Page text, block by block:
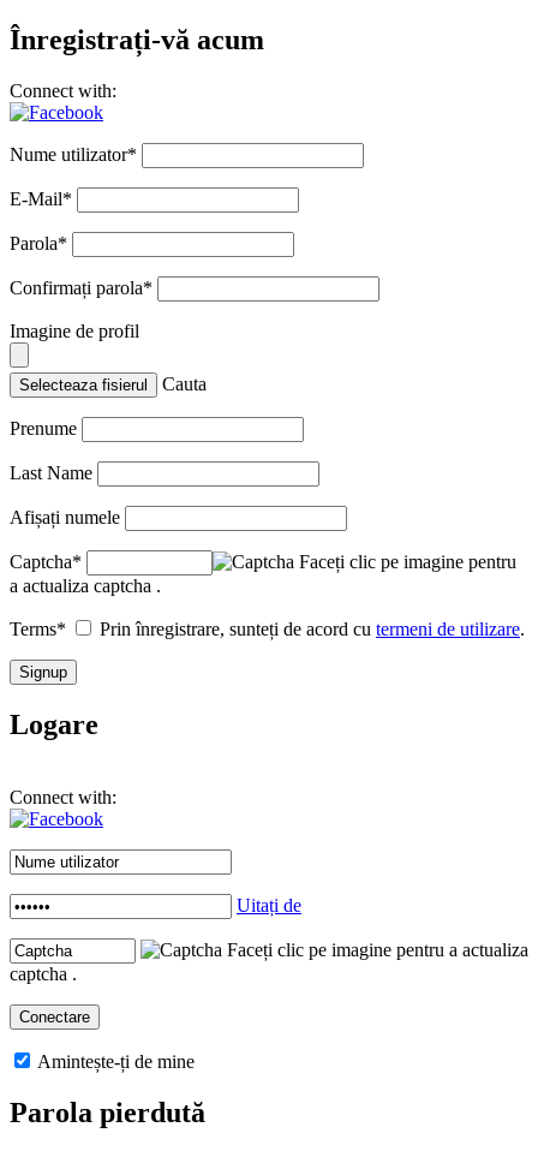
Înregistrați-vă acum
Connect with:
Nume utilizator*
E-Mail*
Parola*
Confirmați parola*
Imagine de profil
Selecteaza fisierul Cauta
Prenume
Last Name
Afișați numele
Captcha*
Faceți clic pe imagine pentru
a actualiza captcha .
Terms* Prin înregistrare, sunteți de acord cu termeni de utilizare.
Logare
Connect with:
Uitați de
Faceți clic pe imagine pentru a actualiza
captcha .
Amintește-ți de mine
Parola pierdută